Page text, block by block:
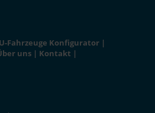
Fahrzeuge Konfigurator |
uns | Kontakt |